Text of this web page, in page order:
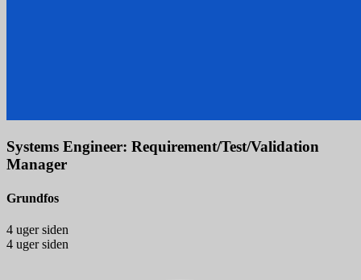
Systems Engineer: Requirement/Test/Validation
Manager
Grundfos
4 uger siden
4 uger siden